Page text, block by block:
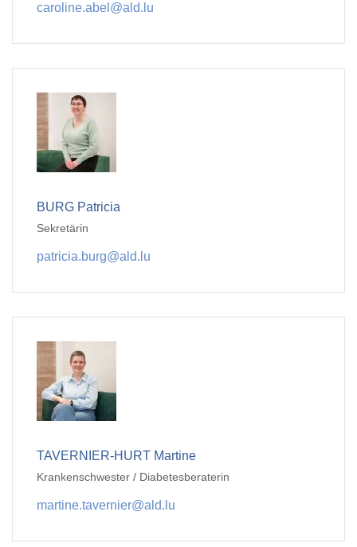
caroline.abel@ald.lu
BURG Patricia
Sekretärin
patricia.burg@ald.lu
TAVERNIER-HURT Martine
Krankenschwester / Diabetesberaterin
martine.tavernier@ald.lu